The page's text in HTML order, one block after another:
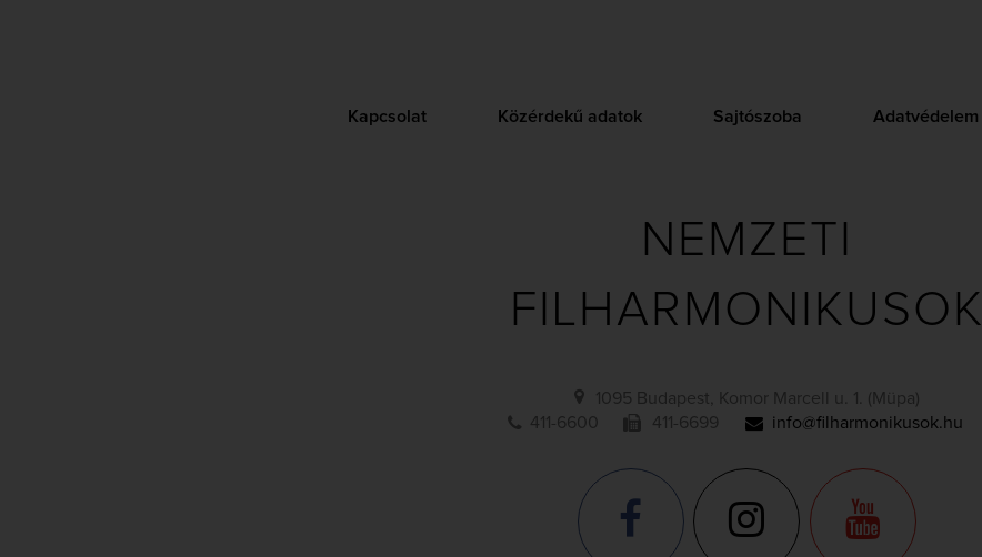
Kapcsolat Közérdekű adatok Sajtószoba Adatvédelem
NEMZETI
FILHARMONIKUSOK
1095 Budapest, Komor Marcell u. 1. (Müpa)
411-6600
411-6699 info@filharmonikusok.hu